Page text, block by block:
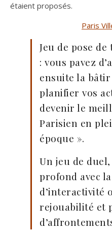
étaient proposés.
Paris
Jeu de pose
: vous pavez
ensuite la
planifier vos
devenir le
Parisien en
époque ».
Un jeu de
profond avec
d’interactivité
rejouabilité et